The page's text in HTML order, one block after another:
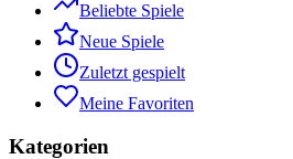
Beliebte Spiele
Neue Spiele
Zuletzt gespielt
Meine Favoriten
Kategorien